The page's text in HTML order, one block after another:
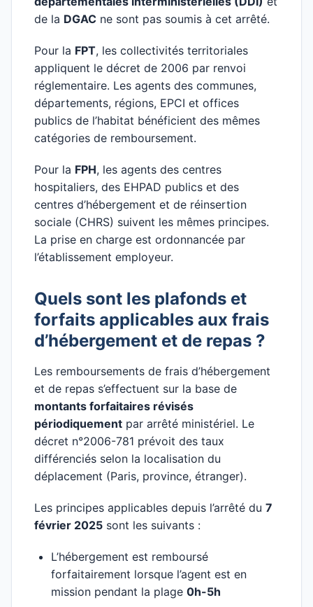
de la DGAC ne sont pas soumis à cet arrêté.
Pour la FPT, les collectivités territoriales
appliquent le décret de 2006 par renvoi
réglementaire. Les agents des communes,
départements, régions, EPCI et offices
publics de l’habitat bénéficient des mêmes
catégories de remboursement.
Pour la FPH, les agents des centres
hospitaliers, des EHPAD publics et des
centres d’hébergement et de réinsertion
sociale (CHRS) suivent les mêmes principes.
La prise en charge est ordonnancée par
l’établissement employeur.
Quels sont les plafonds et
forfaits applicables aux frais
d’hébergement et de repas ?
Les remboursements de frais d’hébergement
et de repas s’effectuent sur la base de
montants forfaitaires révisés
périodiquement par arrêté ministériel. Le
décret n°2006-781 prévoit des taux
différenciés selon la localisation du
déplacement (Paris, province, étranger).
Les principes applicables depuis l’arrêté du 7
février 2025 sont les suivants :
L’hébergement est remboursé
forfaitairement lorsque l’agent est en
mission pendant la plage 0h-5h